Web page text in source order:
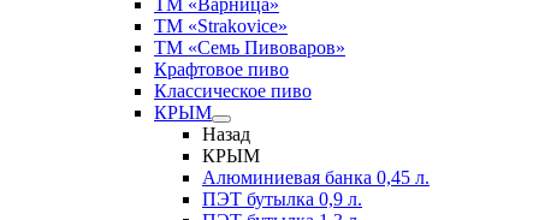
ТМ «Варница»
ТМ «Strakovice»
ТМ «Семь Пивоваров»
Крафтовое пиво
Классическое пиво
КРЫМ
Назад
КРЫМ
Алюминиевая банка 0,45 л.
ПЭТ бутылка 0,9 л.